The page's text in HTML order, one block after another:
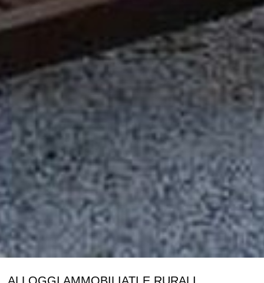
ALLOGGI AMMOBILIATI E RURALI